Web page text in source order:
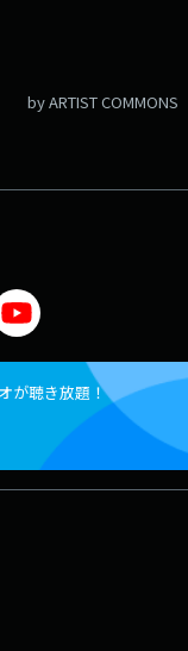
by ARTIST COMMONS
が聴き放題！